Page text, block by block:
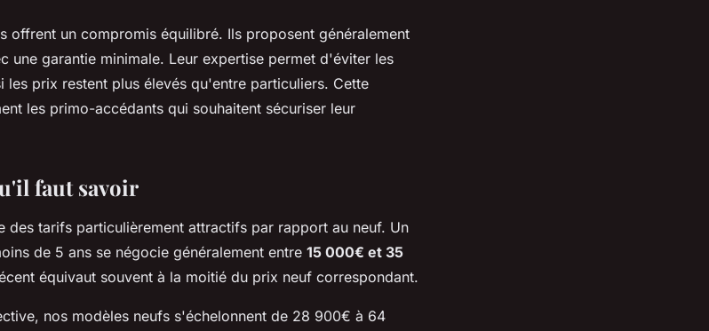
offrent un compromis équilibré. Ils proposent généralement
une garantie minimale. Leur expertise permet d'éviter les
les prix restent plus élevés qu'entre particuliers. Cette
les primo-accédants qui souhaitent sécuriser leur
faut savoir
des tarifs particulièrement attractifs par rapport au neuf. Un
de 5 ans se négocie généralement entre 15 000€ et 35
équivaut souvent à la moitié du prix neuf correspondant.
nos modèles neufs s'échelonnent de 28 900€ à 64